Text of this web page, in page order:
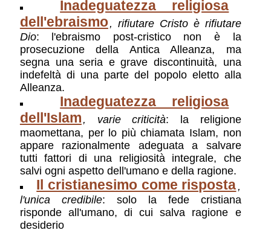
Inadeguatezza religiosa
dell'ebraismo, rifiutare Cristo è rifiutare
Dio: l'ebraismo post-cristico non è la
prosecuzione della Antica Alleanza, ma
segna una seria e grave discontinuità, una
indefeltà di una parte del popolo eletto alla
Alleanza.
Inadeguatezza religiosa
dell'Islam , varie criticità: la religione
maomettana, per lo più chiamata Islam, non
appare razionalmente adeguata a salvare
tutti fattori di una religiosità integrale, che
salvi ogni aspetto dell'umano e della ragione.
Il cristianesimo come risposta ,
l'unica credibile: solo la fede cristiana
risponde all'umano, di cui salva ragione e
desiderio